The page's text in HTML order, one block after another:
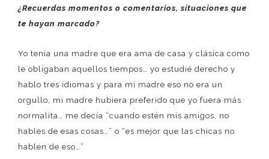
¿Recuerdas momentos o comentarios, situaciones que
te hayan marcado?
Yo tenía una madre que era ama de casa y clásica como
le obligaban aquellos tiempos… yo estudié derecho y
hablo tres idiomas y para mi madre eso no era un
orgullo, mi madre hubiera preferido que yo fuera más
normalita… me decía “cuando estén mis amigos, no
hables de esas cosas…” o “es mejor que las chicas no
hablen de eso…”